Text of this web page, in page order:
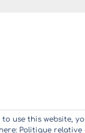
use this website,
Politique relative